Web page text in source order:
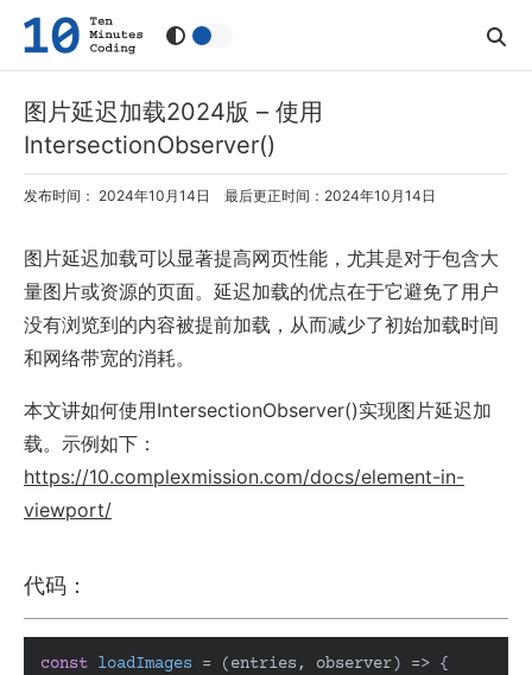
图片延迟加载2024版 – 使用
IntersectionObserver()
发布时间： 2024年10月14日 最后更正时间：2024年10月14日
图片延迟加载可以显著提高网页性能，尤其是对于包含大
量图片或资源的页面。延迟加载的优点在于它避免了用户
没有浏览到的内容被提前加载，从而减少了初始加载时间
和网络带宽的消耗。
本文讲如何使用IntersectionObserver()实现图片延迟加
载。示例如下：
https://10.complexmission.com/docs/element-in-
viewport/
代码：
const loadImages = (entries, observer) => {